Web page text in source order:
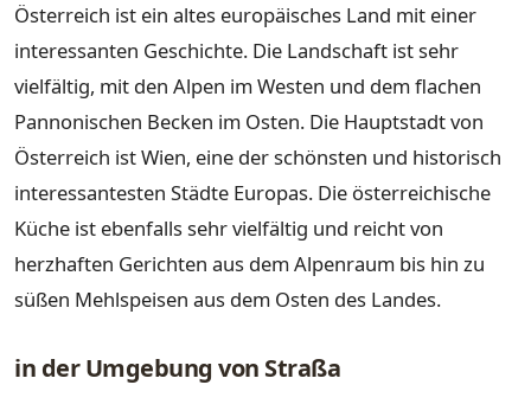
Österreich ist ein altes europäisches Land mit einer
interessanten Geschichte. Die Landschaft ist sehr
vielfältig, mit den Alpen im Westen und dem flachen
Pannonischen Becken im Osten. Die Hauptstadt von
Österreich ist Wien, eine der schönsten und historisch
interessantesten Städte Europas. Die österreichische
Küche ist ebenfalls sehr vielfältig und reicht von
herzhaften Gerichten aus dem Alpenraum bis hin zu
süßen Mehlspeisen aus dem Osten des Landes.
in der Umgebung von Straßa